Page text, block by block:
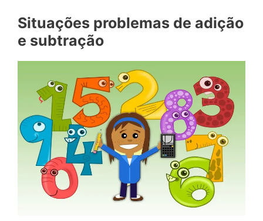
Situações problemas de adição
e subtração